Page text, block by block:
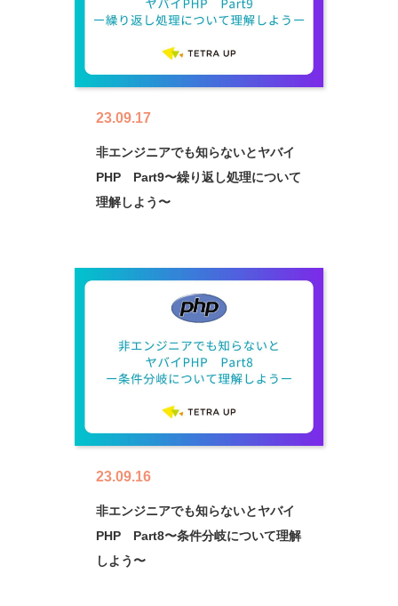
23.09.17
非エンジニアでも知らないとヤバイ
PHP Part9〜繰り返し処理について
理解しよう〜
23.09.16
非エンジニアでも知らないとヤバイ
PHP Part8〜条件分岐について理解
しよう〜